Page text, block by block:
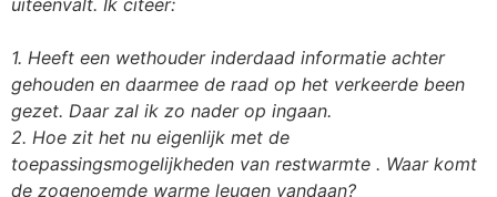
1. Heeft een wethouder inderdaad informatie achter
gehouden en daarmee de raad op het verkeerde been
gezet. Daar zal ik zo nader op ingaan.
2. Hoe zit het nu eigenlijk met de
toepassingsmogelijkheden van restwarmte . Waar komt
de zogenoemde warme leugen vandaan?